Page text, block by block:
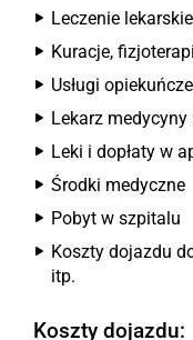
Leczenie lekarskie
Kuracje,
Usługi opiekuńcze
Lekarz
Leki i dopłaty w
Środki medyczne
Pobyt w szpitalu
Koszty dojazdu
itp.
Koszty dojazdu: